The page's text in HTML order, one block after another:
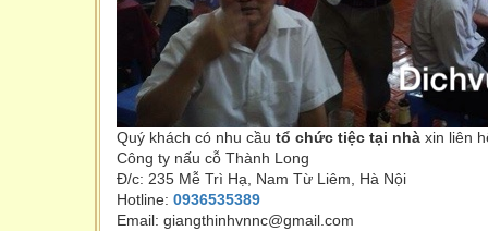
Quý khách có nhu cầu tổ chức tiệc tại nhà xin liên
Công ty nấu cỗ Thành Long
Đ/c: 235 Mễ Trì Hạ, Nam Từ Liêm, Hà Nội
Hotline: 0936535389
Email: giangthinhvnnc@gmail.com